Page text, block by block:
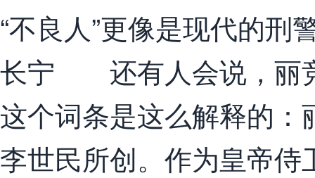
“不良人”更像是现代的刑
长宁 还有人会说，丽
这个词条是这么解释的
李世民所创。作为皇帝